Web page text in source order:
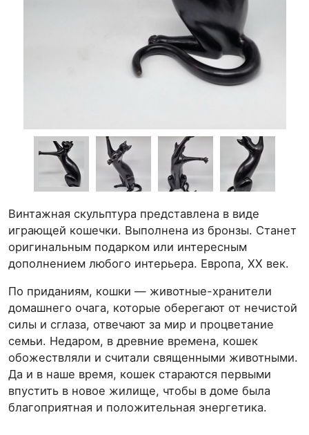
Винтажная скульптура представлена в виде
играющей кошечки. Выполнена из бронзы. Станет
оригинальным подарком или интересным
дополнением любого интерьера. Европа, XX век.
По приданиям, кошки — животные-хранители
домашнего очага, которые оберегают от нечистой
силы и сглаза, отвечают за мир и процветание
семьи. Недаром, в древние времена, кошек
обожествляли и считали священными животными.
Да и в наше время, кошек стараются первыми
впустить в новое жилище, чтобы в доме была
благоприятная и положительная энергетика.